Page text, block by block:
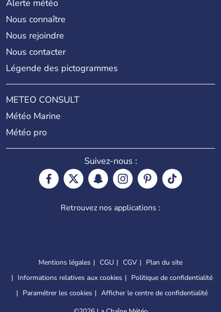
Alerte météo
Nous connaître
Nous rejoindre
Nous contacter
Légende des pictogrammes
METEO CONSULT
Météo Marine
Météo pro
Suivez-nous :
Retrouvez nos applications :
Mentions légales CGU CGV
Plan du site
Informations relatives aux cookies
Politique de confidentialité
Paramétrer les cookies
Afficher le centre de confidentialité